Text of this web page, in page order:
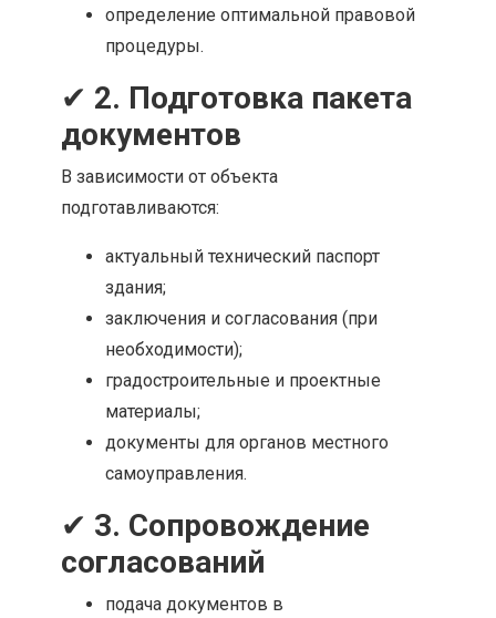
определение оптимальной правовой
процедуры.
✔ 2. Подготовка пакета
документов
В зависимости от объекта
подготавливаются:
актуальный технический паспорт
здания;
заключения и согласования (при
необходимости);
градостроительные и проектные
материалы;
документы для органов местного
самоуправления.
✔ 3. Сопровождение
согласований
подача документов в